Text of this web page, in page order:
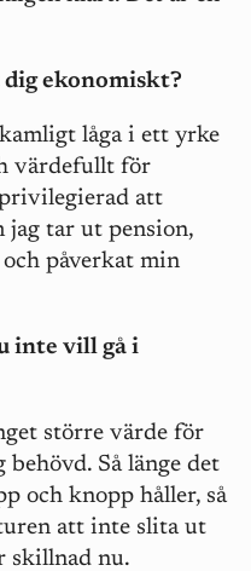
ekonomiskt?
låga i ett yrke
värdefullt för
att
jag tar ut pension,
påverkat min
inte vill gå i
större värde för
Så länge det
och knopp håller, så
att inte slita ut
skillnad nu.